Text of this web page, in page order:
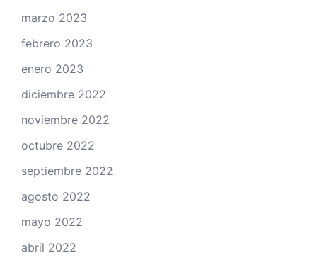
marzo 2023
febrero 2023
enero 2023
diciembre 2022
noviembre 2022
octubre 2022
septiembre 2022
agosto 2022
mayo 2022
abril 2022